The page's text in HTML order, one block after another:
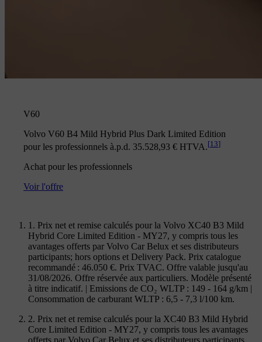
V60
Volvo V60 B4 Mild Hybrid Plus Dark Limited Edition
pour les professionnels à.p.d. 35.528,93 € HTVA.[13]
Achat pour les professionnels
Voir l'offre
1. Prix net et remise calculés pour la Volvo XC40 B3 Mild
Hybrid Core Limited Edition - MY27, y compris tous les
avantages offerts par Volvo Car Belux et ses distributeurs
participants; hors options et Delivery Pack. Prix catalogue
recommandé : 46.050 €. Prix TVAC. Offre valable jusqu'au
31/08/2026. Offre réservée aux particuliers. Modèle présenté
à titre indicatif. | Emissions de CO₂ WLTP : 149 - 164 g/km |
Consommation de carburant WLTP : 6,5 - 7,3 l/100 km.
2. Prix net et remise calculés pour la XC40 B3 Mild Hybrid
Core Limited Edition - MY27, y compris tous les avantages